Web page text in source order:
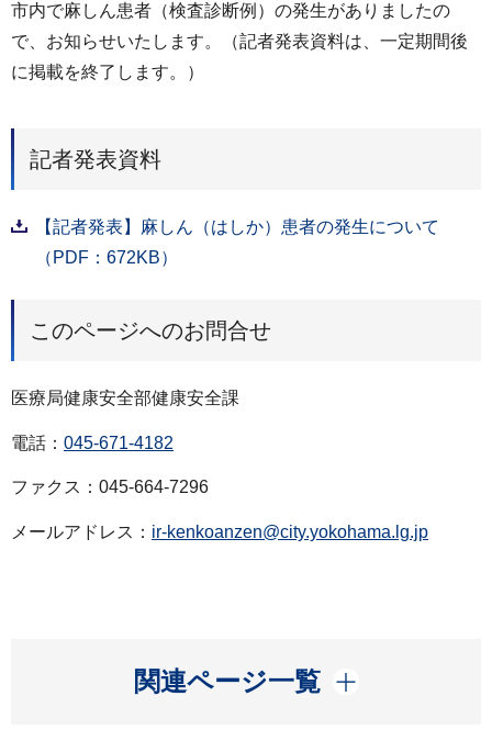
市内で麻しん患者（検査診断例）の発生がありましたの
で、お知らせいたします。（記者発表資料は、一定期間後
に掲載を終了します。）
記者発表資料
【記者発表】麻しん（はしか）患者の発生について
（PDF：672KB）
このページへのお問合せ
医療局健康安全部健康安全課
電話： 045-671-4182
ファクス：045-664-7296
メールアドレス： ir-kenkoanzen@city.yokohama.lg.jp
関連ページ一覧
開く